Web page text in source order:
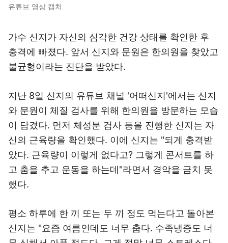
유튜브 영상 캡처
가수 신지가 자신의 심각한 건강 상태를 확인한 후
충격에 빠졌다. 앞서 신지와 문원은 한의원을 찾았고
불균형이라는 진단을 받았다.
지난 8일 신지의 유튜브 채널 '어떠신지'에서는 신지
와 문원이 체질 검사를 위해 한의원을 방문하는 모습
이 담겼다. 먼저 체성분 검사 등을 진행한 신지는 자
신의 근육량을 확인했다. 이에 신지는 "되게 충격받
았다. 근육량이 이렇게 없다고? 그렇게 콘서트를 하
고 춤을 추고 운동을 하는데"라면서 경악을 금치 못
했다.
평소 하루에 한 끼 또는 두 끼 정도 먹는다고 돌아본
신지는 "요즘 여름인데도 너무 춥다. 수족냉증도 너